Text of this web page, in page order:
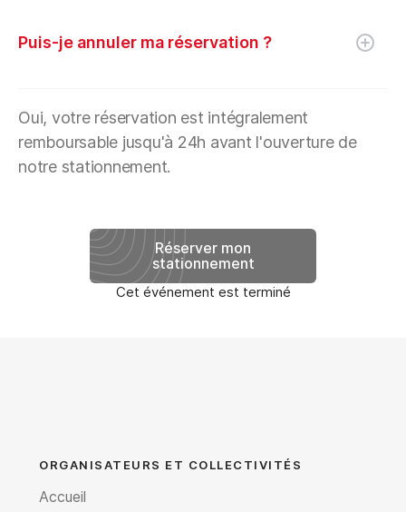
Puis-je annuler ma réservation ?
Oui, votre réservation est intégralement
remboursable jusqu'à 24h avant l'ouverture de
notre stationnement.
Réserver mon
stationnement
Cet événement est terminé
ORGANISATEURS ET COLLECTIVITÉS
Accueil